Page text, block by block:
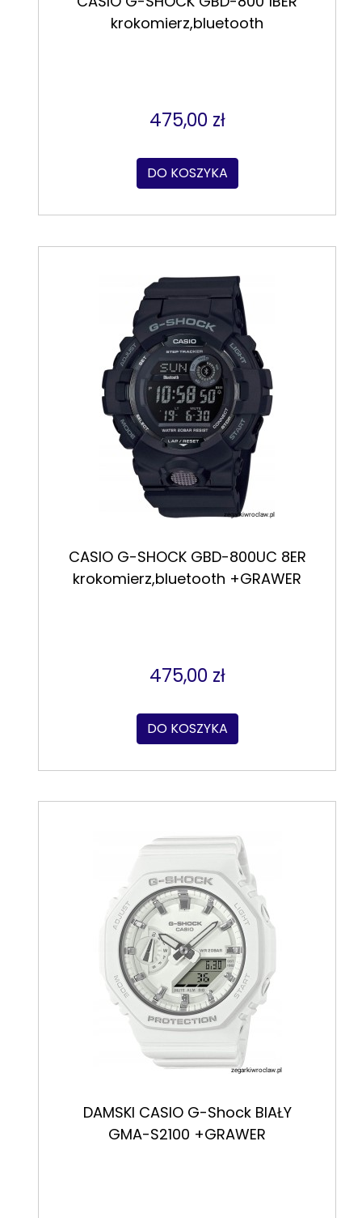
krokomierz,bluetooth
475,00 zł
DO KOSZYKA
CASIO G-SHOCK GBD-800UC 8ER
krokomierz,bluetooth +GRAWER
475,00 zł
DO KOSZYKA
DAMSKI CASIO G-Shock BIAŁY
GMA-S2100 +GRAWER